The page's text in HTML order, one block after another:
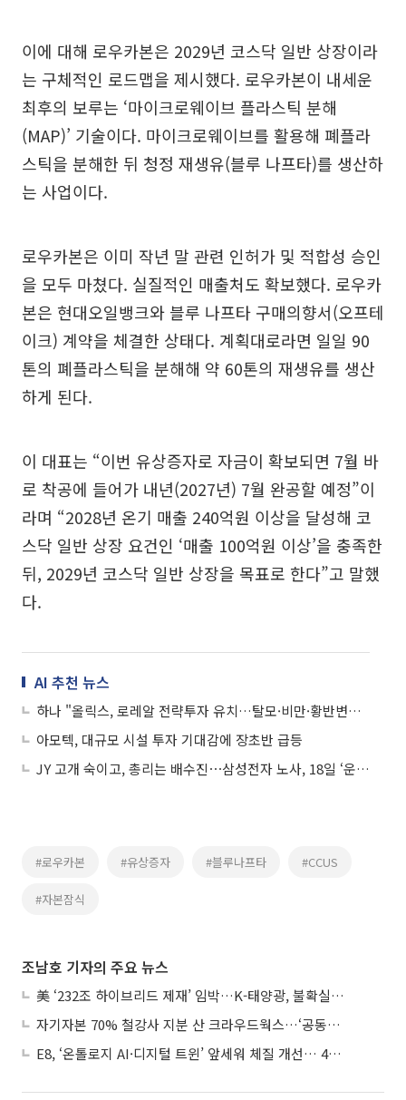
이에 대해 로우카본은 2029년 코스닥 일반 상장이라
는 구체적인 로드맵을 제시했다. 로우카본이 내세운
최후의 보루는 ‘마이크로웨이브 플라스틱 분해
(MAP)’ 기술이다. 마이크로웨이브를 활용해 폐플라
스틱을 분해한 뒤 청정 재생유(블루 나프타)를 생산하
는 사업이다.
로우카본은 이미 작년 말 관련 인허가 및 적합성 승인
을 모두 마쳤다. 실질적인 매출처도 확보했다. 로우카
본은 현대오일뱅크와 블루 나프타 구매의향서(오프테
이크) 계약을 체결한 상태다. 계획대로라면 일일 90
톤의 폐플라스틱을 분해해 약 60톤의 재생유를 생산
하게 된다.
이 대표는 “이번 유상증자로 자금이 확보되면 7월 바
로 착공에 들어가 내년(2027년) 7월 완공할 예정”이
라며 “2028년 온기 매출 240억원 이상을 달성해 코
스닥 일반 상장 요건인 ‘매출 100억원 이상’을 충족한
뒤, 2029년 코스닥 일반 상장을 목표로 한다”고 말했
다.
AI 추천 뉴스
하나 "올릭스, 로레알 전략투자 유치…탈모·비만·황반변성 모멘텀 부각"
아모텍, 대규모 시설 투자 기대감에 장초반 급등
JY 고개 숙이고, 총리는 배수진⋯삼성전자 노사, 18일 ‘운명의 담판’
#로우카본 #유상증자 #블루나프타 #CCUS
#자본잠식
조남호 기자의 주요 뉴스
美 ‘232조 하이브리드 제재’ 임박…K-태양광, 불확실성 털고 날개 다나
자기자본 70% 철강사 지분 산 크라우드웍스…‘공동경영’으로 AI 시너지 낼까
E8, ‘온톨로지 AI·디지털 트윈’ 앞세워 체질 개선… 4분기 흑자전환 총력